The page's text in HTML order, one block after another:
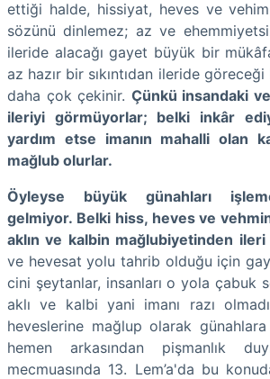
ettiği halde, hissiyat, heves ve
sözünü dinlemez; az ve
ileride alacağı gayet büyük bir
az hazır bir sıkıntıdan ileride
daha çok çekinir. Çünkü insandaki
ileriyi görmüyorlar; belki inkâr
yardım etse imanın mahalli olan
mağlub olurlar.
Öyleyse büyük günahları
gelmiyor. Belki hiss, heves ve
aklın ve kalbin mağlubiyetinden
ve hevesat yolu tahrib olduğu için
cini şeytanlar, insanları o yola çabuk
aklı ve kalbi yani imanı razı
heveslerine mağlup olarak
hemen arkasından pişmanlık
mecmuasında 13. Lem’a'da bu